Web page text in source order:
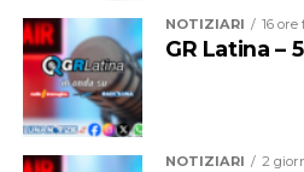
L’obiettivo dell’evento è
Federico e promuovere una
della prevenzione e della
soprattutto lungo arterie
NOTIZIARI 16 ore
GR Latina –
NOTIZIARI 2